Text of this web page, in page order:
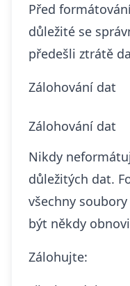
Před
důležité se
předešli ztrátě
Zálohování dat
Zálohování dat
Nikdy
důležitých dat.
všechny
být někdy
Zálohujte: